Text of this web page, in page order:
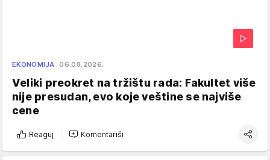
EKONOMIJA 06.08.2026.
Veliki preokret na tržištu rada: Fakultet više
nije presudan, evo koje veštine se najviše
cene
Reaguj Komentariši